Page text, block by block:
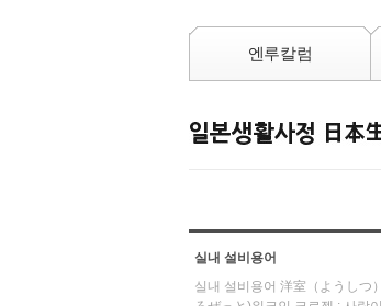
엔루칼럼
실내 설비용어
실내 설비용어 洋室（ようしつ